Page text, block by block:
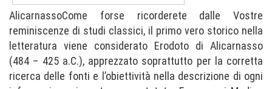
AlicarnassoCome forse ricorderete dalle Vostre
reminiscenze di studi classici, il primo vero storico nella
letteratura viene considerato Erodoto di Alicarnasso
(484 – 425 a.C.), apprezzato soprattutto per la corretta
ricerca delle fonti e l’obiettività nella descrizione di ogni